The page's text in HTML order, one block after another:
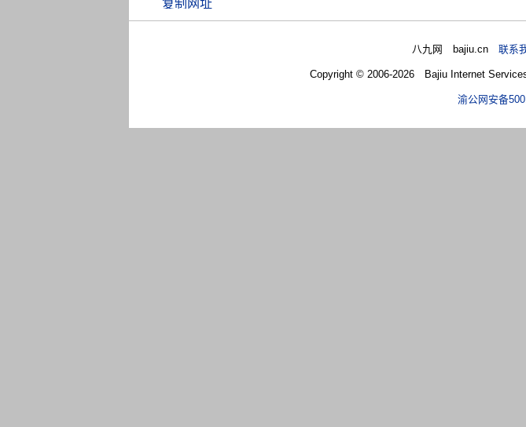
八九网 bajiu.cn联系
Copyright © 2006-2026 Bajiu Internet
渝公网安备